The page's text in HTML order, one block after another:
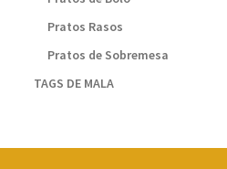
Pratos Rasos
Pratos de Sobremesa
TAGS DE MALA